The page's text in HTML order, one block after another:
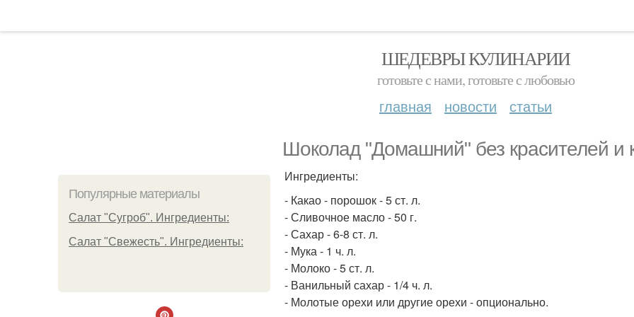
ШЕДЕВРЫ КУЛИНАРИИ
готовьте с нами, готовьте с любовью
главная новости статьи
Шоколад "Домашний" без красителей и
Популярные материалы
Салат "Сугроб". Ингредиенты:
Салат "Свежесть". Ингредиенты:
Ингредиенты:
- Какао - порошок - 5 ст. л.
- Сливочное масло - 50 г.
- Сахар - 6-8 ст. л.
- Мука - 1 ч. л.
- Молоко - 5 ст. л.
- Ванильный сахар - 1/4 ч. л.
- Молотые орехи или другие орехи - опционально.